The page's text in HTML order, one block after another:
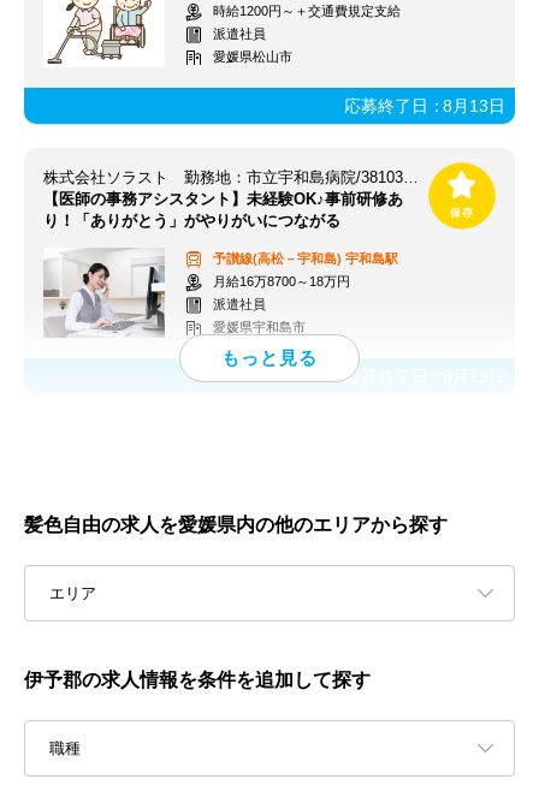
時給1200円～＋交通費規定支給
派遣社員
愛媛県松山市
応募終了日：8月13日
株式会社ソラスト 勤務地：市立宇和島病院/3810310510-020
【医師の事務アシスタント】未経験OK♪事前研修あ
り！「ありがとう」がやりがいにつながる
予讃線(高松－宇和島) 宇和島駅
月給16万8700～18万円
派遣社員
愛媛県宇和島市
応募終了日：
髪色自由の求人を愛媛県内の他のエリアから探す
エリア
伊予郡の求人情報を条件を追加して探す
職種